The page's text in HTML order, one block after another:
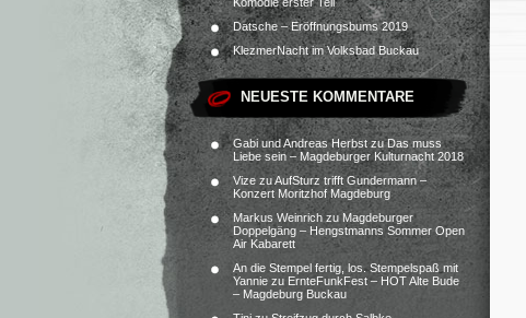
Datsche – Eröffnungsbums 2019
KlezmerNacht im Volksbad Buckau
NEUESTE KOMMENTARE
Gabi und Andreas HerbstzuDas muss
Liebe sein – Magdeburger Kulturnacht 2018
Vize zuAufSturz trifft Gundermann –
Konzert Moritzhof Magdeburg
Markus Weinrich zu Magdeburger
Doppelgäng – Hengstmanns Sommer Open
Air Kabarett
An die Stempel fertig, los. Stempelspaß mit
Yannie zu ErnteFunkFest – HOT Alte Bude
– Magdeburg Buckau